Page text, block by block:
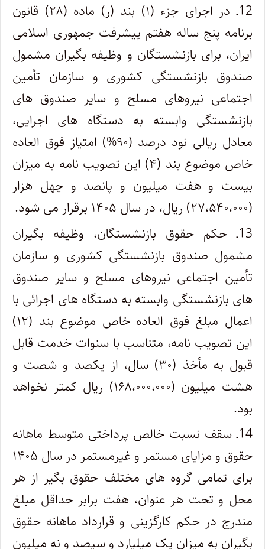
12ـ در اجرای جزء (۱) بند (ر) ماده (۲۸) قانون
برنامه پنج ساله هفتم پیشرفت جمهوری اسلامی
ایران، برای بازنشستگان و وظیفه بگیران مشمول
صندوق بازنشستگی کشوری و سازمان تأمین
اجتماعی نیروهای مسلح و سایر صندوق های
بازنشستگی وابسته به دستگاه های اجرایی،
معادل ریالی نود درصد (۹۰%) امتیاز فوق العاده
خاص موضوع بند (۴) این تصویب نامه به میزان
بیست و هفت میلیون و پانصد و چهل هزار
(۲۷،۵۴۰،۰۰۰) ریال، در سال ۱۴۰۵ برقرار می شود.
13ـ حکم حقوق بازنشستگان، وظیفه بگیران
مشمول صندوق بازنشستگی کشوری و سازمان
تأمین اجتماعی نیروهای مسلح و سایر صندوق
های بازنشستگی وابسته به دستگاه های اجرائی با
اعمال مبلغ فوق العاده خاص موضوع بند (۱۲)
این تصویب نامه، متناسب با سنوات خدمت قابل
قبول به مأخذ (۳۰) سال، از یکصد و شصت و
هشت میلیون (۱۶۸،۰۰۰،۰۰۰) ریال کمتر نخواهد
بود.
14ـ سقف نسبت خالص پرداختی متوسط ماهانه
حقوق و مزایای مستمر و غیرمستمر در سال ۱۴۰۵
برای تمامی گروه های مختلف حقوق بگیر از هر
محل و تحت هر عنوان، هفت برابر حداقل مبلغ
مندرج در حکم کارگزینی و قرارداد ماهانه حقوق
بگیران به میزان یک میلیارد و سیصد و نه میلیون